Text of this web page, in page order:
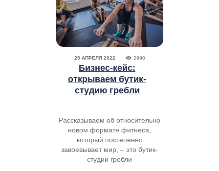
29 АПРЕЛЯ 2022 2990
Бизнес-кейс:
открываем бутик-
студию гребли
Рассказываем об относительно
новом формате фитнеса,
который постепенно
завоевывает мир, – это бутик-
студии гребли